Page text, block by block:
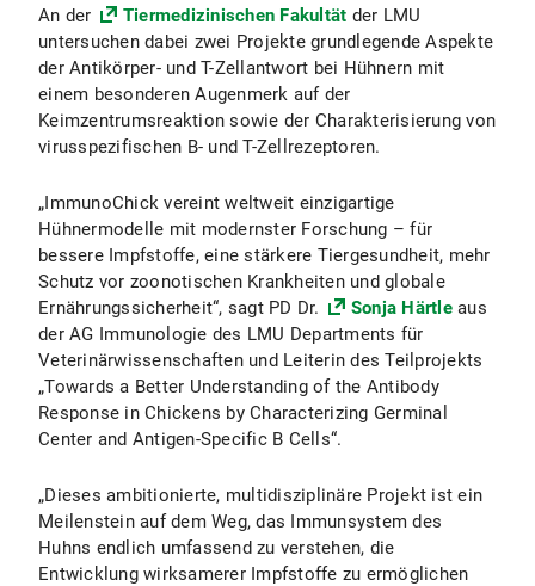
An der Tiermedizinischen Fakultät der LMU
untersuchen dabei zwei Projekte grundlegende Aspekte
der Antikörper- und T-Zellantwort bei Hühnern mit
einem besonderen Augenmerk auf der
Keimzentrumsreaktion sowie der Charakterisierung von
virusspezifischen B- und T-Zellrezeptoren.
„ImmunoChick vereint weltweit einzigartige
Hühnermodelle mit modernster Forschung – für
bessere Impfstoffe, eine stärkere Tiergesundheit, mehr
Schutz vor zoonotischen Krankheiten und globale
Ernährungssicherheit“, sagt PD Dr.
Sonja Härtleaus
der AG Immunologie des LMU Departments für
Veterinärwissenschaften und Leiterin des Teilprojekts
„Towards a Better Understanding of the Antibody
Response in Chickens by Characterizing Germinal
Center and Antigen-Specific B Cells“.
„Dieses ambitionierte, multidisziplinäre Projekt ist ein
Meilenstein auf dem Weg, das Immunsystem des
Huhns endlich umfassend zu verstehen, die
Entwicklung wirksamerer Impfstoffe zu ermöglichen